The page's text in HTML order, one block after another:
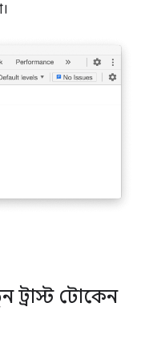
ট্রাস্ট টোকেন